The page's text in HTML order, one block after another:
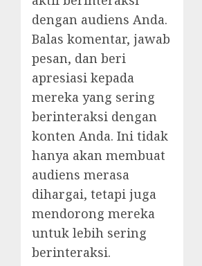
dengan audiens Anda.
Balas komentar, jawab
pesan, dan beri
apresiasi kepada
mereka yang sering
berinteraksi dengan
konten Anda. Ini tidak
hanya akan membuat
audiens merasa
dihargai, tetapi juga
mendorong mereka
untuk lebih sering
berinteraksi.